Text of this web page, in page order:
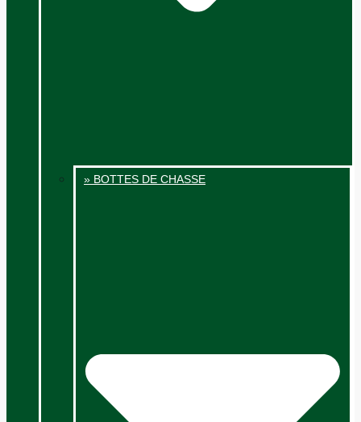
» BOTTES DE CHASSE